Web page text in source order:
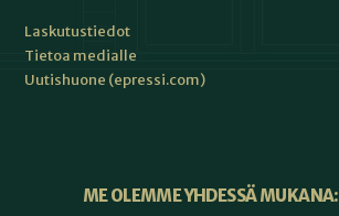
Laskutustiedot
Tietoa medialle
Uutishuone (epressi.com)
ME OLEMME YHDESSÄ MUKANA: